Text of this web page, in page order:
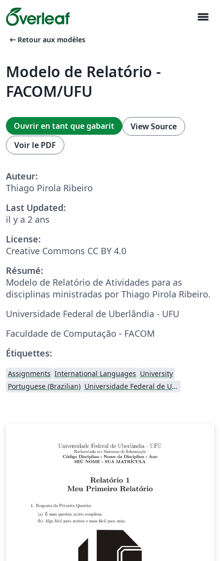
menu
arrow_left_alt Retour aux modèles
Modelo de Relatório -
FACOM/UFU
Ouvrir en tant que gabarit
View Source
Voir le PDF
Auteur:
Thiago Pirola Ribeiro
Last Updated:
il y a 2 ans
License:
Creative Commons CC BY 4.0
Résumé:
Modelo de Relatório de Atividades para as
disciplinas ministradas por Thiago Pirola Ribeiro.
Universidade Federal de Uberlândia - UFU
Faculdade de Computação - FACOM
Étiquettes:
Assignments International Languages University
Portuguese (Brazilian)
Universidade Federal de Uberlândia (UFU)